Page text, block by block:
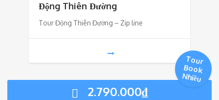
Động Thiên Đường
Tour Động Thiên Đường – Zip line
2.790.000₫
Tour
Book
Nhiều